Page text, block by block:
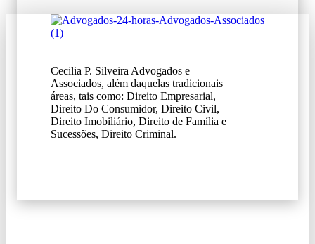
Cecilia P. Silveira Advogados e
Associados, além daquelas tradicionais
áreas, tais como: Direito Empresarial,
Direito Do Consumidor, Direito Civil,
Direito Imobiliário, Direito de Família e
Sucessões, Direito Criminal.